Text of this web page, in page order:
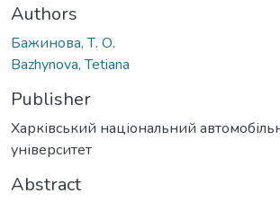
Authors
Бажинова, Т. О.
Bazhynova, Tetiana
Publisher
Харківський національний
університет
Abstract